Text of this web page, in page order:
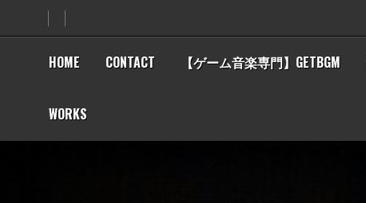
HOME CONTACT 【ゲーム音楽専門】GETBGM
WORKS